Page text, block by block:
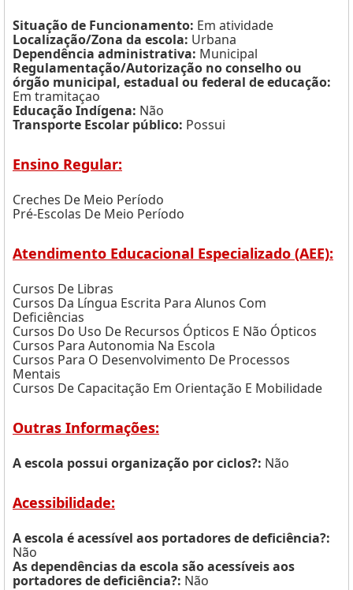
Situação de Funcionamento: Em atividade
Localização/Zona da escola: Urbana
Dependência administrativa: Municipal
Regulamentação/Autorização no conselho ou
órgão municipal, estadual ou federal de educação:
Em tramitaçao
Educação Indígena: Não
Transporte Escolar público: Possui
Ensino Regular:
Creches De Meio Período
Pré-Escolas De Meio Período
Atendimento Educacional Especializado (AEE):
Cursos De Libras
Cursos Da Língua Escrita Para Alunos Com
Deficiências
Cursos Do Uso De Recursos Ópticos E Não Ópticos
Cursos Para Autonomia Na Escola
Cursos Para O Desenvolvimento De Processos
Mentais
Cursos De Capacitação Em Orientação E Mobilidade
Outras Informações:
A escola possui organização por ciclos?: Não
Acessibilidade:
A escola é acessível aos portadores de deficiência?:
Não
As dependências da escola são acessíveis aos
portadores de deficiência?: Não